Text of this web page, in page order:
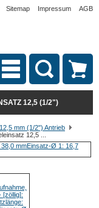
Sitemap Impressum AGB
12,5 (1/2")
12,5 mm (1/2") Antrieb
12,5 ...